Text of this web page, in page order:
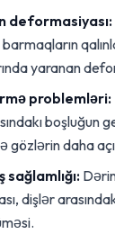
deformasiyası:
yaranan
problemləri:
boşluğun
gözlərin daha
sağlamlığı:
dişlər